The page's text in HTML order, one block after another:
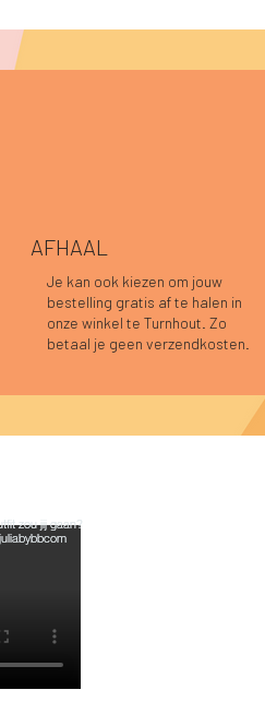
Snel overzicht
Caro blouse kaki
Prijs
€ 44,95
Snel overzicht
Lucia longsleeve roze-rood
Prijs
€ 39,95
Snel overzicht
Pauline top donkerblauw
Niet op voorraad
AFHAAL
Je kan ook kiezen om jouw
bestelling gratis af te halen in
onze winkel te Turnhout. Zo
betaal je geen verzendkosten.